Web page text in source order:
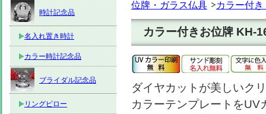
位牌・ガラス仏具 カラー付き
カラー付きお位牌 KH-
ダイヤカットが美しいク
カラーテンプレートをUV
時計記念品
名入れ置き時計
カラー時計記念品
ブライダル記念品
リングピロー